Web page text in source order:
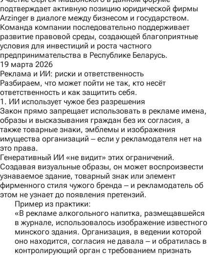
подтверждает активную позицию юридической фирмы
Arzinger в диалоге между бизнесом и государством.
Команда компании последовательно поддерживает
развитие правовой среды, создающей благоприятные
условия для инвестиций и роста частного
предпринимательства в Республике Беларусь.
19 марта 2026
Реклама и ИИ: риски и ответственность
Разбираем, что может пойти не так, кто несёт
ответственность и как защитить себя.
1. ИИ использует чужое без разрешения
Закон прямо запрещает использовать в рекламе имена,
образы и высказывания граждан без их согласия, а
также товарные знаки, эмблемы и изображения
имущества организаций ‒ если у рекламодателя нет на
это права.
Генеративный ИИ «не видит» этих ограничений.
Создавая визуальные образы, он может воспроизвести
узнаваемое здание, товарный знак или элемент
фирменного стиля чужого бренда ‒ и рекламодатель об
этом не узнает до появления претензий.
Пример из практики:
«В рекламе алкогольного напитка, размещавшейся
в журнале, использовалось изображение известного
минского здания. Организация, в ведении которой
оно находится, согласия не давала ‒ и обратилась в
контролирующий орган с требованием признать